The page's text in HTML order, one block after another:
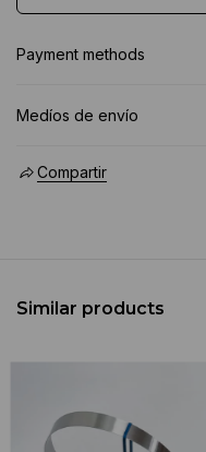
Payment methods
Medíos de envío
Compartir
Similar products